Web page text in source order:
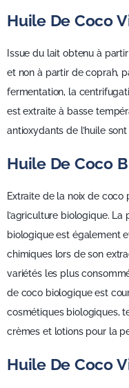
Huile De Coco
Issue du lait obtenu à
et non à partir de coprah,
fermentation, la
est extraite à basse
antioxydants de l’huile
Huile De Coco
Extraite de la noix de
l’agriculture biologique. La
biologique est également
chimiques lors de son
variétés les plus
de coco biologique est
cosmétiques biologiques,
crèmes et lotions pour la
Huile De Coco